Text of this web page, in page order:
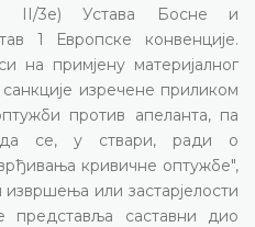
II/3е) Устава Босне и
1 Европске конвенције.
на примјену материјалног
изречене приликом
против апеланта, па
да се, у ствари, ради о
кривичне оптужбе",
или застарјелости
представља саставни дио